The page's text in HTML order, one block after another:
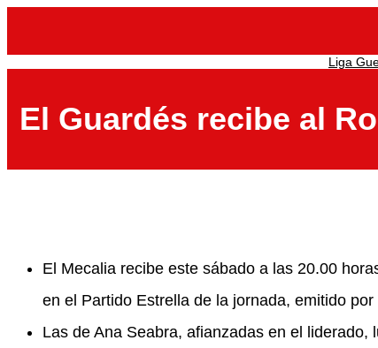
Liga
El Guardés recibe al
El Mecalia recibe este sábado a las 20.00
en el Partido Estrella de la jornada, emitido por
Las de Ana Seabra, afianzadas en el